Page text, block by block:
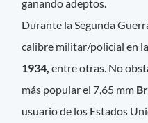
ganando adeptos.
Durante la Segunda
calibre militar/policial en
1934, entre otras. No
más popular el 7,65 mm
usuario de los Estados